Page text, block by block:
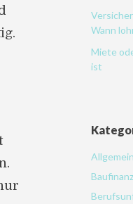
Wann
Miete
ist
Allgemein